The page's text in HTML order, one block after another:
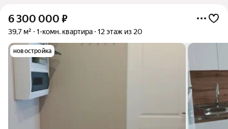
6 300 000 ₽
39,7 м² 1-комн. квартира 12 этаж из 20
новостройка